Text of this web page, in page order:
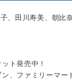
、田川寿美、朝比
ト発売中！
、ファミリーマー